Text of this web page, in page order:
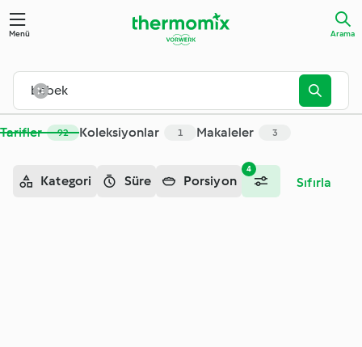
Menü Arama
Tarifler 92 Koleksiyonlar 1 Makaleler 3
4
Kategori Süre Porsiyon Sıfırla
Arama - Cookidoo® – resmi Thermomix® tarif platformu